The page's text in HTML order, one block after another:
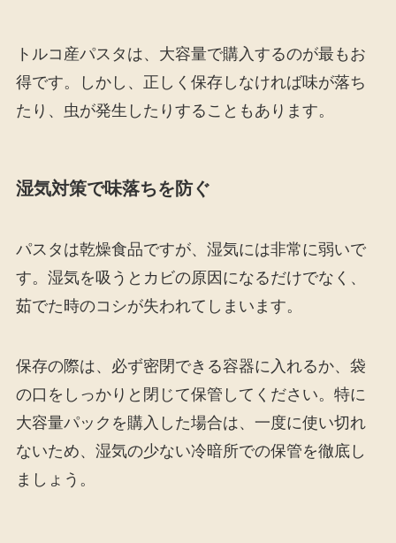
トルコ産パスタは、大容量で購入するのが最もお
得です。しかし、正しく保存しなければ味が落ち
たり、虫が発生したりすることもあります。
湿気対策で味落ちを防ぐ
パスタは乾燥食品ですが、湿気には非常に弱いで
す。湿気を吸うとカビの原因になるだけでなく、
茹でた時のコシが失われてしまいます。
保存の際は、必ず密閉できる容器に入れるか、袋
の口をしっかりと閉じて保管してください。特に
大容量パックを購入した場合は、一度に使い切れ
ないため、湿気の少ない冷暗所での保管を徹底し
ましょう。